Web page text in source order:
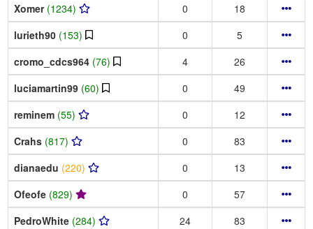
Xomer (1234) 0
18
lurieth90 (153) 0
5
cromo_cdcs964 (76) 4
26
luciamartin99 (60) 0
49
reminem (55) 0
12
Crahs (817) 0
83
dianaedu (220) 0
13
Ofeofe (829) 0
57
PedroWhite (284) 24
83